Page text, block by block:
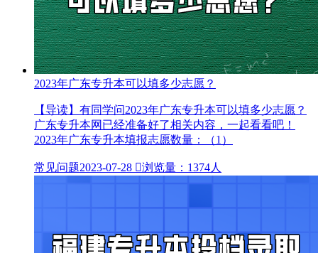
2023年广东专升本可以填多少志愿？
【导读】有同学问2023年广东专升本可以填多少志愿？
广东专升本网已经准备好了相关内容，一起看看吧！
2023年广东专升本填报志愿数量：（1）
常见问题2023-07-28 浏览量：1374人